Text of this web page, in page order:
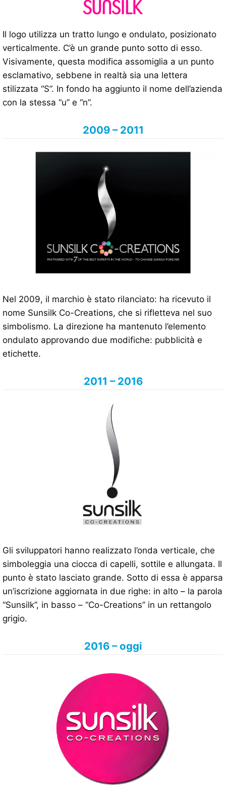
Il logo utilizza un tratto lungo e ondulato, posizionato
verticalmente. C’è un grande punto sotto di esso.
Visivamente, questa modifica assomiglia a un punto
esclamativo, sebbene in realtà sia una lettera
stilizzata “S”. In fondo ha aggiunto il nome dell’azienda
con la stessa “u” e “n”.
2009 – 2011
Nel 2009, il marchio è stato rilanciato: ha ricevuto il
nome Sunsilk Co-Creations, che si rifletteva nel suo
simbolismo. La direzione ha mantenuto l’elemento
ondulato approvando due modifiche: pubblicità e
etichette.
2011 – 2016
Gli sviluppatori hanno realizzato l’onda verticale, che
simboleggia una ciocca di capelli, sottile e allungata. Il
punto è stato lasciato grande. Sotto di essa è apparsa
un’iscrizione aggiornata in due righe: in alto – la parola
“Sunsilk”, in basso – “Co-Creations” in un rettangolo
grigio.
2016 – oggi